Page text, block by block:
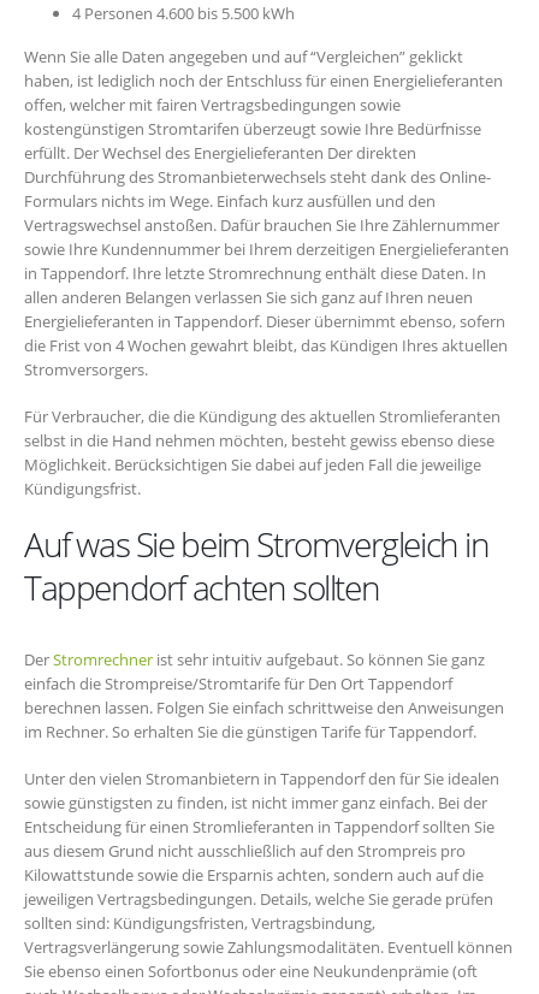
4 Personen 4.600 bis 5.500 kWh
Wenn Sie alle Daten angegeben und auf “Vergleichen” geklickt
haben, ist lediglich noch der Entschluss für einen Energielieferanten
offen, welcher mit fairen Vertragsbedingungen sowie
kostengünstigen Stromtarifen überzeugt sowie Ihre Bedürfnisse
erfüllt. Der Wechsel des Energielieferanten Der direkten
Durchführung des Stromanbieterwechsels steht dank des Online-
Formulars nichts im Wege. Einfach kurz ausfüllen und den
Vertragswechsel anstoßen. Dafür brauchen Sie Ihre Zählernummer
sowie Ihre Kundennummer bei Ihrem derzeitigen Energielieferanten
in Tappendorf. Ihre letzte Stromrechnung enthält diese Daten. In
allen anderen Belangen verlassen Sie sich ganz auf Ihren neuen
Energielieferanten in Tappendorf. Dieser übernimmt ebenso, sofern
die Frist von 4 Wochen gewahrt bleibt, das Kündigen Ihres aktuellen
Stromversorgers.
Für Verbraucher, die die Kündigung des aktuellen Stromlieferanten
selbst in die Hand nehmen möchten, besteht gewiss ebenso diese
Möglichkeit. Berücksichtigen Sie dabei auf jeden Fall die jeweilige
Kündigungsfrist.
Auf was Sie beim Stromvergleich in
Tappendorf achten sollten
DerStromrechner ist sehr intuitiv aufgebaut. So können Sie ganz
einfach die Strompreise/Stromtarife für Den Ort Tappendorf
berechnen lassen. Folgen Sie einfach schrittweise den Anweisungen
im Rechner. So erhalten Sie die günstigen Tarife für Tappendorf.
Unter den vielen Stromanbietern in Tappendorf den für Sie idealen
sowie günstigsten zu finden, ist nicht immer ganz einfach. Bei der
Entscheidung für einen Stromlieferanten in Tappendorf sollten Sie
aus diesem Grund nicht ausschließlich auf den Strompreis pro
Kilowattstunde sowie die Ersparnis achten, sondern auch auf die
jeweiligen Vertragsbedingungen. Details, welche Sie gerade prüfen
sollten sind: Kündigungsfristen, Vertragsbindung,
Vertragsverlängerung sowie Zahlungsmodalitäten. Eventuell können
Sie ebenso einen Sofortbonus oder eine Neukundenprämie (oft